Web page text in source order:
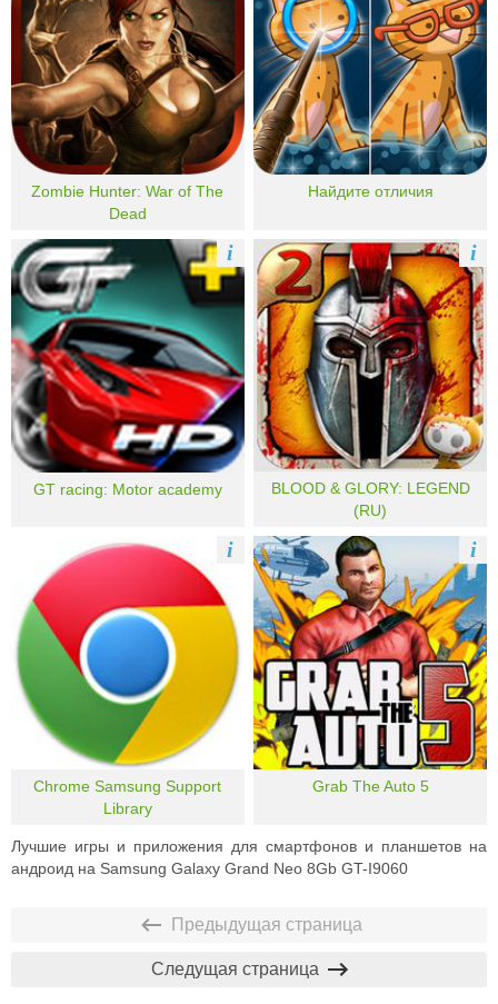
Zombie Hunter: War of The
Dead
Найдите отличия
GT racing: Motor academy
i
BLOOD & GLORY: LEGEND
(RU)
i
Chrome Samsung Support
Library
i
Grab The Auto 5
i
Лучшие игры и приложения для смартфонов и планшетов на
андроид на Samsung Galaxy Grand Neo 8Gb GT-I9060
Предыдущая страница
Следущая страница